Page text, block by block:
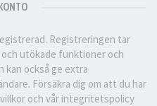
Registreringen tar
och utökade funktioner och
kan också ge extra
Försäkra dig om att du har
och vår integritetspolicy